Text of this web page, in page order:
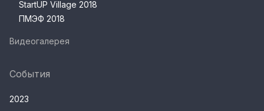
StartUP Village 2018
ПМЭФ 2018
Видеогалерея
События
2023